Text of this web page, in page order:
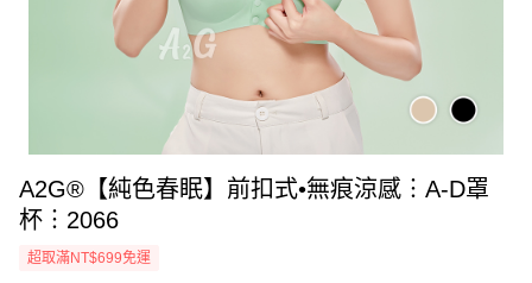
A2G®【純色春眠】前扣式•無痕涼感︙A-D罩
杯︙2066
超取滿NT$699免運